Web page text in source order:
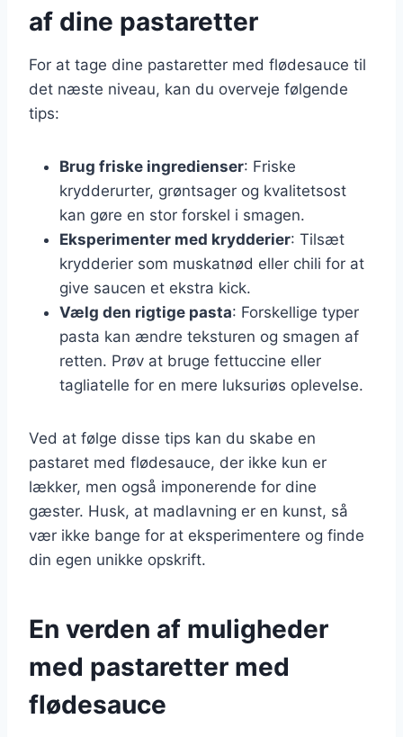
af dine pastaretter
For at tage dine pastaretter med flødesauce til
det næste niveau, kan du overveje følgende
tips:
Brug friske ingredienser: Friske
krydderurter, grøntsager og kvalitetsost
kan gøre en stor forskel i smagen.
Eksperimenter med krydderier: Tilsæt
krydderier som muskatnød eller chili for at
give saucen et ekstra kick.
Vælg den rigtige pasta: Forskellige typer
pasta kan ændre teksturen og smagen af
retten. Prøv at bruge fettuccine eller
tagliatelle for en mere luksuriøs oplevelse.
Ved at følge disse tips kan du skabe en
pastaret med flødesauce, der ikke kun er
lækker, men også imponerende for dine
gæster. Husk, at madlavning er en kunst, så
vær ikke bange for at eksperimentere og finde
din egen unikke opskrift.
En verden af muligheder
med pastaretter med
flødesauce